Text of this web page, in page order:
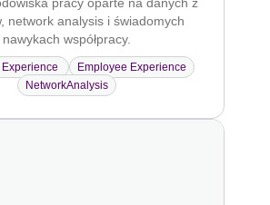
pracy oparte na danych z
network analysis i świadomych
nawykach współpracy.
Employee Experience
NetworkAnalysis